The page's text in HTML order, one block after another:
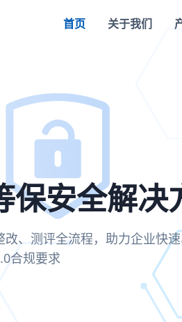
首页 关于我们
保安全解
整改、测评全流程，助力企业
2.0合规要求
改造方案
SM4算法，满足密评合规
安全解决
危端口和弱口令治理，构建主
全接入解
现身份验证与动态授权，确保